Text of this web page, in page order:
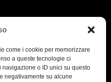
come i cookie per memorizzare
a queste tecnologie ci
o ID unici su questo
negativamente su alcune